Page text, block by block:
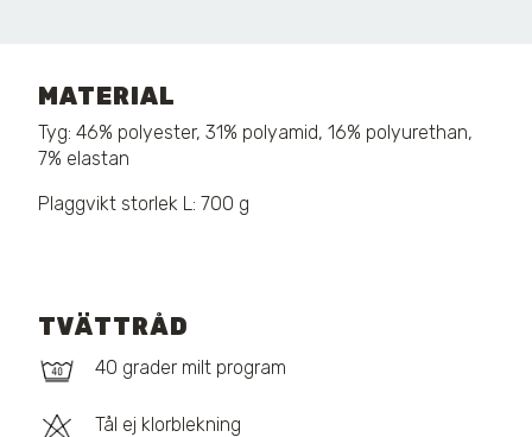
MATERIAL
Tyg: 46% polyester, 31% polyamid, 16% polyurethan,
7% elastan
Plaggvikt storlek L: 700 g
TVÄTTRÅD
40 grader milt program
Tål ej klorblekning